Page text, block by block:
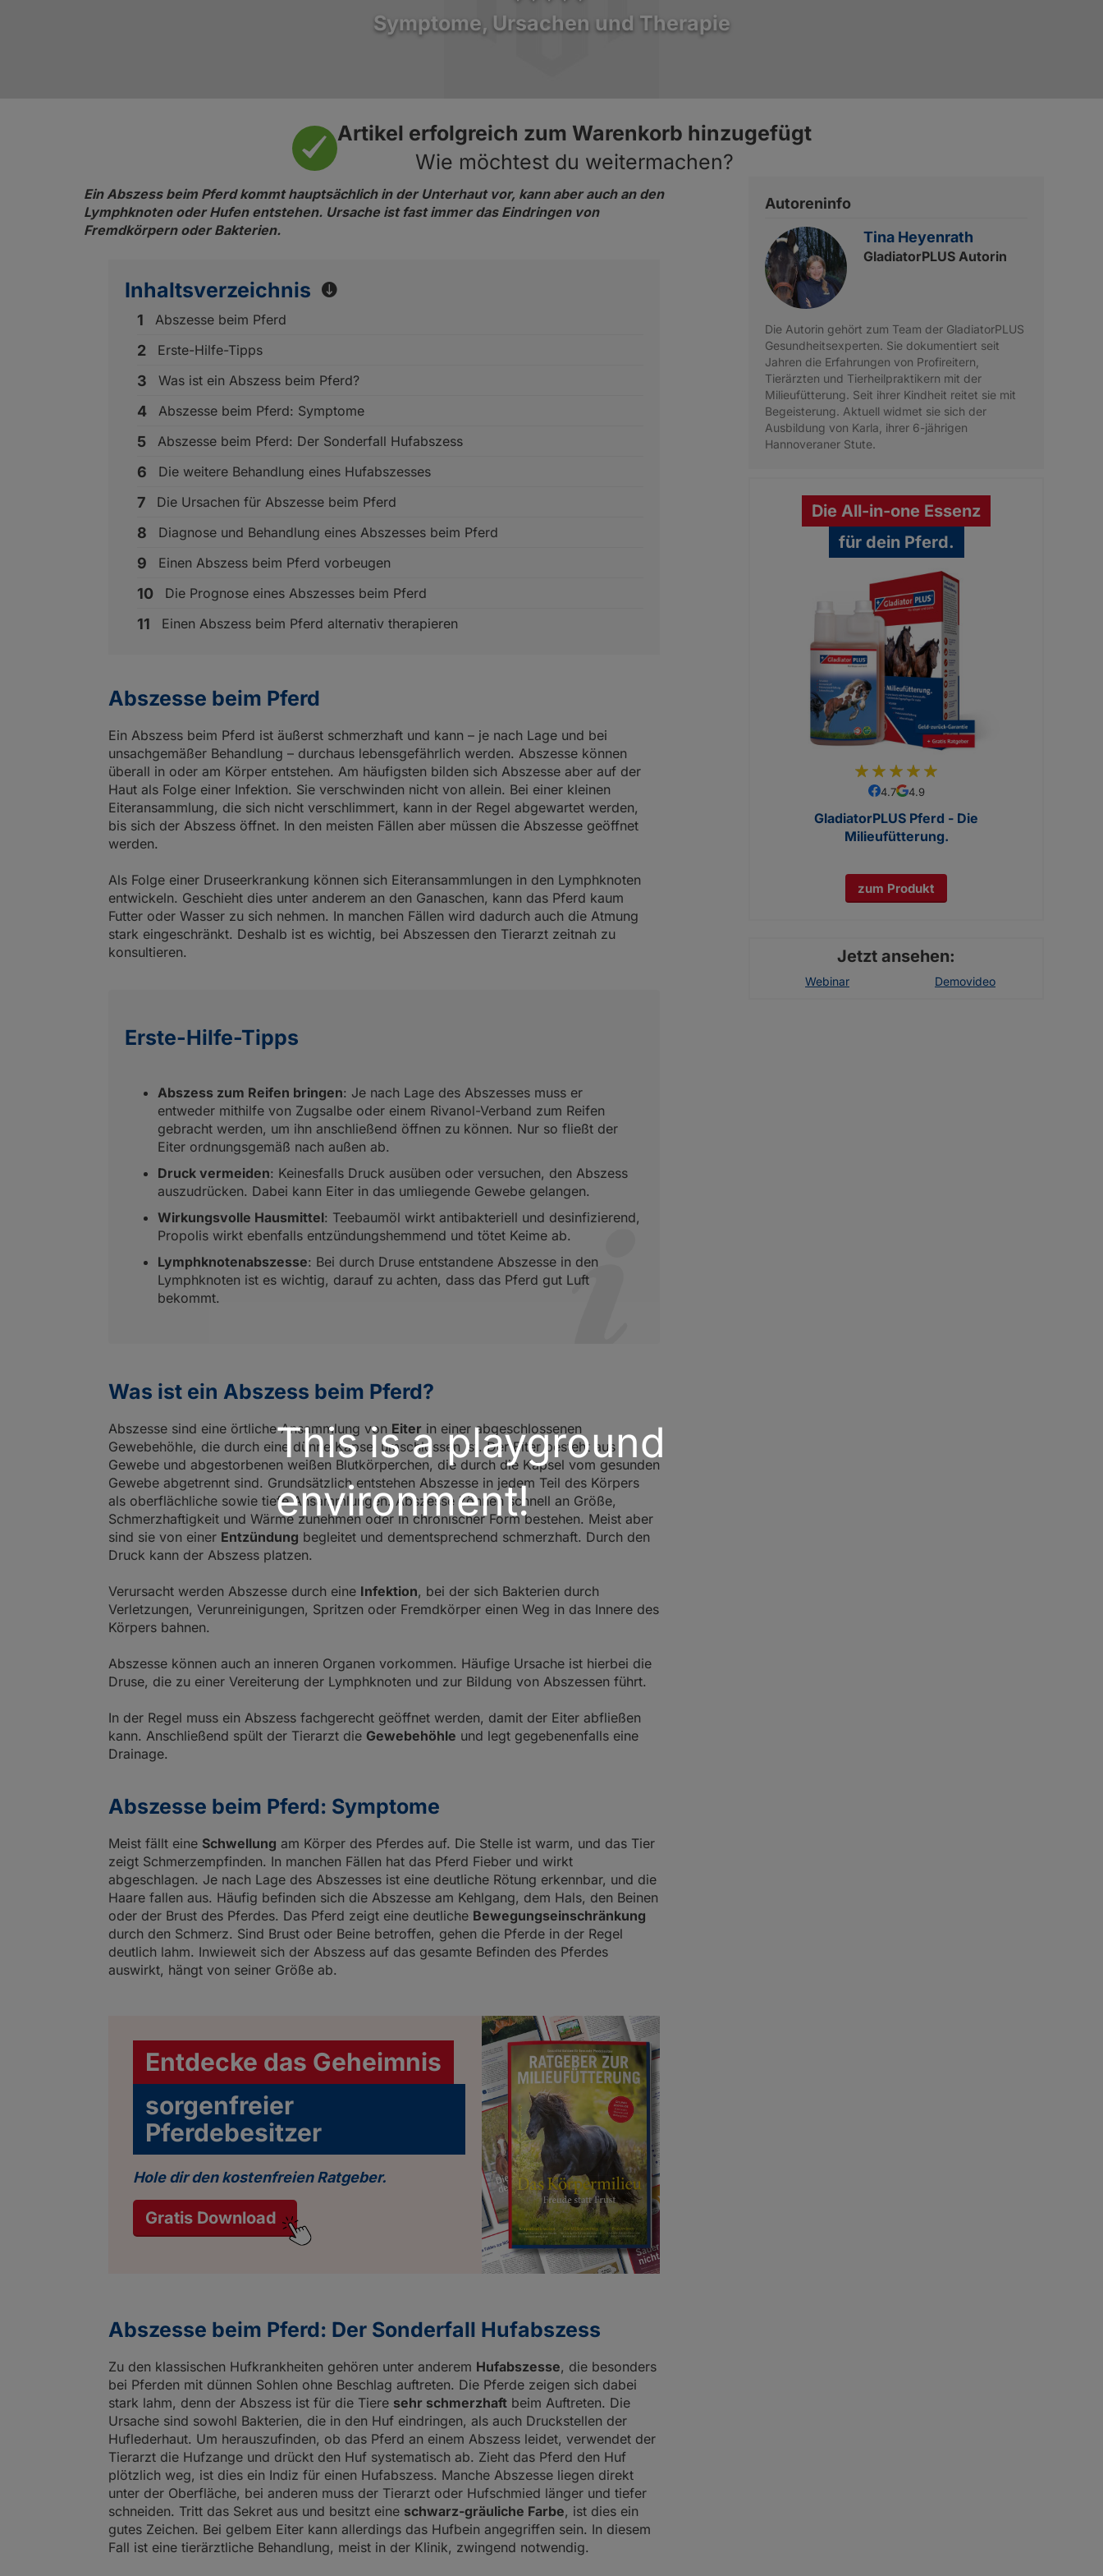
This is a playground
environment!
GladiatorPLUS Welpe
GladiatorPLUS Taube
Überzeugt von GladiatorPLUS: Weltmeister, Reitsportprofis und
Der Ratgeber zur
Milieufütterung.
Symptome, Ursachen und Therapie
Artikel erfolgreich zum Warenkorb hinzugefügt
Wie möchtest du weitermachen?
Ein Abszess beim Pferd kommt hauptsächlich in der Unterhaut vor, kann aber auch an den
Lymphknoten oder Hufen entstehen. Ursache ist fast immer das Eindringen von
Fremdkörpern oder Bakterien.
Inhaltsverzeichnis
hide
Abszesse beim Pferd
Erste-Hilfe-Tipps
Was ist ein Abszess beim Pferd?
Abszesse beim Pferd: Symptome
Abszesse beim Pferd: Der Sonderfall Hufabszess
Die weitere Behandlung eines Hufabszesses
Die Ursachen für Abszesse beim Pferd
Diagnose und Behandlung eines Abszesses beim Pferd
Einen Abszess beim Pferd vorbeugen
Die Prognose eines Abszesses beim Pferd
Einen Abszess beim Pferd alternativ therapieren
Abszesse beim Pferd
Ein Abszess beim Pferd ist äußerst schmerzhaft und kann – je nach Lage und bei
unsachgemäßer Behandlung – durchaus lebensgefährlich werden. Abszesse können
überall in oder am Körper entstehen. Am häufigsten bilden sich Abszesse aber auf der
Haut als Folge einer Infektion. Sie verschwinden nicht von allein. Bei einer kleinen
Eiteransammlung, die sich nicht verschlimmert, kann in der Regel abgewartet werden,
bis sich der Abszess öffnet. In den meisten Fällen aber müssen die Abszesse geöffnet
werden.
Als Folge einer Druseerkrankung können sich Eiteransammlungen in den Lymphknoten
entwickeln. Geschieht dies unter anderem an den Ganaschen, kann das Pferd kaum
Futter oder Wasser zu sich nehmen. In manchen Fällen wird dadurch auch die Atmung
stark eingeschränkt. Deshalb ist es wichtig, bei Abszessen den Tierarzt zeitnah zu
konsultieren.
Erste-Hilfe-Tipps
Abszess zum Reifen bringen: Je nach Lage des Abszesses muss er
entweder mithilfe von Zugsalbe oder einem Rivanol-Verband zum Reifen
gebracht werden, um ihn anschließend öffnen zu können. Nur so fließt der
Eiter ordnungsgemäß nach außen ab.
Druck vermeiden: Keinesfalls Druck ausüben oder versuchen, den Abszess
auszudrücken. Dabei kann Eiter in das umliegende Gewebe gelangen.
Wirkungsvolle Hausmittel: Teebaumöl wirkt antibakteriell und desinfizierend,
Propolis wirkt ebenfalls entzündungshemmend und tötet Keime ab.
Lymphknotenabszesse: Bei durch Druse entstandene Abszesse in den
Lymphknoten ist es wichtig, darauf zu achten, dass das Pferd gut Luft
bekommt.
Was ist ein Abszess beim Pferd?
Abszesse sind eine örtliche Ansammlung von Eiter in einer abgeschlossenen
Gewebehöhle, die durch eine dünne Kapsel umschlossen ist. Der Eiter besteht aus
Gewebe und abgestorbenen weißen Blutkörperchen, die durch die Kapsel vom gesunden
Gewebe abgetrennt sind. Grundsätzlich entstehen Abszesse in jedem Teil des Körpers
als oberflächliche sowie tiefe Ansammlungen. Abszesse können schnell an Größe,
Schmerzhaftigkeit und Wärme zunehmen oder in chronischer Form bestehen. Meist aber
sind sie von einer Entzündung begleitet und dementsprechend schmerzhaft. Durch den
Druck kann der Abszess platzen.
Verursacht werden Abszesse durch eine Infektion, bei der sich Bakterien durch
Verletzungen, Verunreinigungen, Spritzen oder Fremdkörper einen Weg in das Innere des
Körpers bahnen.
Abszesse können auch an inneren Organen vorkommen. Häufige Ursache ist hierbei die
Druse, die zu einer Vereiterung der Lymphknoten und zur Bildung von Abszessen führt.
In der Regel muss ein Abszess fachgerecht geöffnet werden, damit der Eiter abfließen
kann. Anschließend spült der Tierarzt die Gewebehöhle und legt gegebenenfalls eine
Drainage.
Abszesse beim Pferd: Symptome
Meist fällt eine Schwellung am Körper des Pferdes auf. Die Stelle ist warm, und das Tier
zeigt Schmerzempfinden. In manchen Fällen hat das Pferd Fieber und wirkt
abgeschlagen. Je nach Lage des Abszesses ist eine deutliche Rötung erkennbar, und die
Haare fallen aus. Häufig befinden sich die Abszesse am Kehlgang, dem Hals, den Beinen
oder der Brust des Pferdes. Das Pferd zeigt eine deutliche Bewegungseinschränkung
durch den Schmerz. Sind Brust oder Beine betroffen, gehen die Pferde in der Regel
deutlich lahm. Inwieweit sich der Abszess auf das gesamte Befinden des Pferdes
auswirkt, hängt von seiner Größe ab.
Entdecke das Geheimnis
sorgenfreier
Pferdebesitzer
Hole dir den kostenfreien Ratgeber.
Gratis Download
Abszesse beim Pferd: Der Sonderfall Hufabszess
Zu den klassischen Hufkrankheiten gehören unter anderem Hufabszesse, die besonders
bei Pferden mit dünnen Sohlen ohne Beschlag auftreten. Die Pferde zeigen sich dabei
stark lahm, denn der Abszess ist für die Tiere sehr schmerzhaft beim Auftreten. Die
Ursache sind sowohl Bakterien, die in den Huf eindringen, als auch Druckstellen der
Huflederhaut. Um herauszufinden, ob das Pferd an einem Abszess leidet, verwendet der
Tierarzt die Hufzange und drückt den Huf systematisch ab. Zieht das Pferd den Huf
plötzlich weg, ist dies ein Indiz für einen Hufabszess. Manche Abszesse liegen direkt
unter der Oberfläche, bei anderen muss der Tierarzt oder Hufschmied länger und tiefer
schneiden. Tritt das Sekret aus und besitzt eine schwarz-gräuliche Farbe, ist dies ein
gutes Zeichen. Bei gelbem Eiter kann allerdings das Hufbein angegriffen sein. In diesem
Fall ist eine tierärztliche Behandlung, meist in der Klinik, zwingend notwendig.
Autoreninfo
Tina Heyenrath
GladiatorPLUS Autorin
Die Autorin gehört zum Team der GladiatorPLUS
Gesundheitsexperten. Sie dokumentiert seit
Jahren die Erfahrungen von Profireitern,
Tierärzten und Tierheilpraktikern mit der
Milieufütterung. Seit ihrer Kindheit reitet sie mit
Begeisterung. Aktuell widmet sie sich der
Ausbildung von Karla, ihrer 6-jährigen
Hannoveraner Stute.
Die All-in-one Essenz
für dein Pferd.
% of100
4.7 4.9
GladiatorPLUS Pferd - Die
Milieufütterung.
zum Produkt
Jetzt ansehen:
Webinar Demovideo